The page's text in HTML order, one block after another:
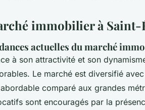
immobilier à Saint-
actuelles du marché
à son attractivité et son
Le marché est diversifié
comparé aux grandes
sont encouragés par la